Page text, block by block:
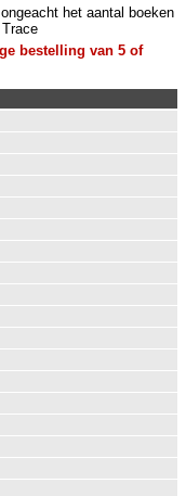
het aantal boeken
bestelling van 5 of